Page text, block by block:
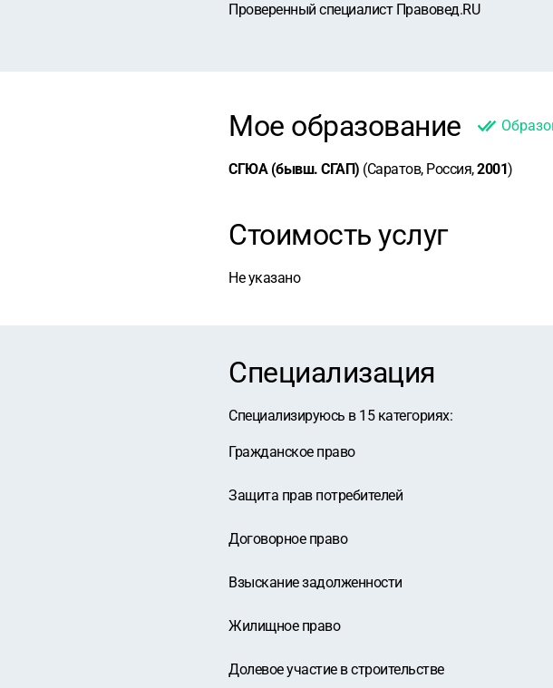
Проверенный специалист Правовед.RU
Мое образование
СГЮА (бывш. СГАП) (Саратов, Россия,2001)
Стоимость услуг
Не указано
Специализация
Специализируюсь в 15 категориях:
Гражданское право
Защита прав потребителей
Договорное право
Взыскание задолженности
Жилищное право
Долевое участие в строительстве